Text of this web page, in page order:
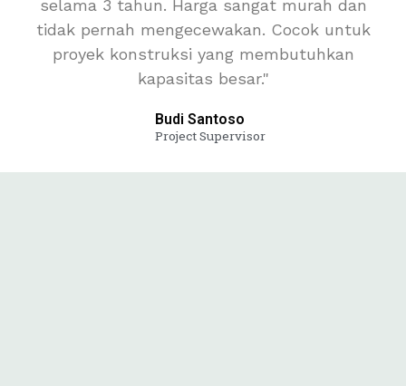
selama 3 tahun. Harga sangat murah dan
tidak pernah mengecewakan. Cocok untuk
proyek konstruksi yang membutuhkan
kapasitas besar."
Budi Santoso
Project Supervisor